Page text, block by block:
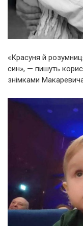
«Красуня й
син», — пишуть
знімками